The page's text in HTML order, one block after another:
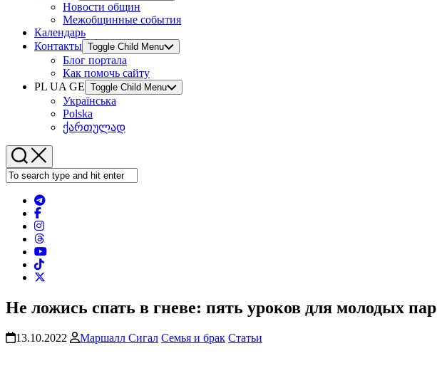
Новости общин
Межобщинные события
Календарь
Контакты Toggle Child Menu
Блог портала
Как помочь сайту
PL UA GE Toggle Child Menu
Українська
Polska
ქართულად
Не ложись спать в гневе: пять уроков для молодых пар
13.10.2022 Маршалл Сигал Семья и брак Статьи